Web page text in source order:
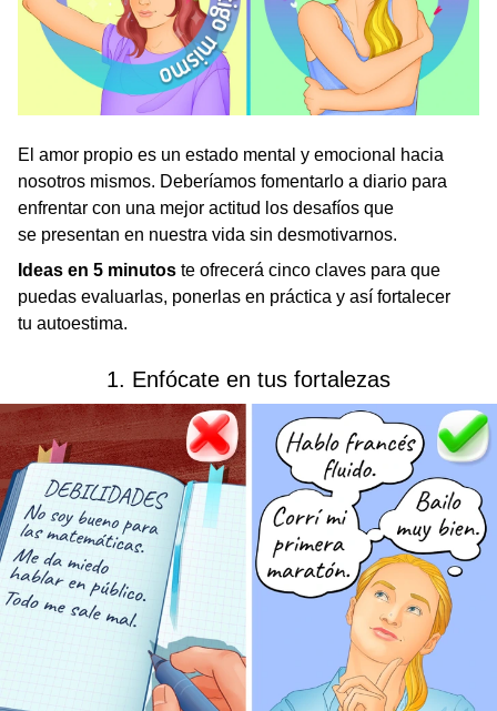
El amor propio es un estado mental y emocional hacia
nosotros mismos. Deberíamos fomentarlo a diario para
enfrentar con una mejor actitud los desafíos que
se presentan en nuestra vida sin desmotivarnos.
Ideas en 5 minutos te ofrecerá cinco claves para que
puedas evaluarlas, ponerlas en práctica y así fortalecer
tu autoestima.
1. Enfócate en tus fortalezas